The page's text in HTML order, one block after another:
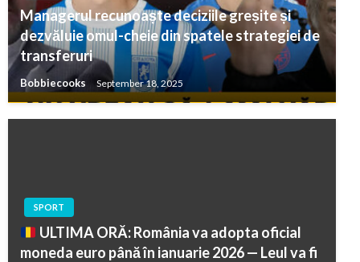
Managerul recunoaște deciziile greșite și
dezvăluie omul-cheie din spatele strategiei de
transferuri
Bobbiecooks September 18, 2025
SPORT
ULTIMA ORĂ: România va adopta oficial
moneda euro până în ianuarie 2026 — Leul va fi